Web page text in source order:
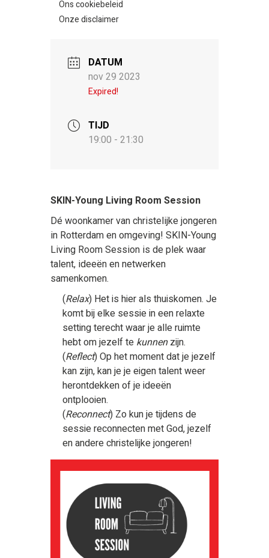
Ons cookiebeleid
Onze disclaimer
DATUM
nov 29 2023
Expired!
TIJD
19:00 - 21:30
SKIN-Young Living Room Session
Dé woonkamer van christelijke jongeren
in Rotterdam en omgeving! SKIN-Young
Living Room Session is de plek waar
talent, ideeën en netwerken
samenkomen.
(Relax) Het is hier als thuiskomen. Je
komt bij elke sessie in een relaxte
setting terecht waar je alle ruimte
hebt om jezelf te kunnenzijn.
(Reflect) Op het moment dat je jezelf
kan zijn, kan je je eigen talent weer
herontdekken of je ideeën
ontplooien.
(Reconnect) Zo kun je tijdens de
sessie reconnecten met God, jezelf
en andere christelijke jongeren!